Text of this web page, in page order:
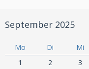
September 2025
Mo Di Mi
1
2 3